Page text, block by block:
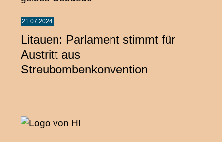
21.07.2024
Litauen: Parlament stimmt für
Austritt aus
Streubombenkonvention